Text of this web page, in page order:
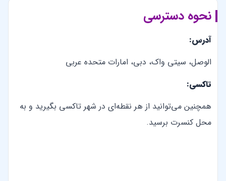
نحوه دسترسی
آدرس:
الوصل، سیتی واک، دبی، امارات متحده عربی
تاکسی:
همچنین می‌توانید از هر نقطه‌ای در شهر تاکسی بگیرید و به
محل کنسرت برسید.